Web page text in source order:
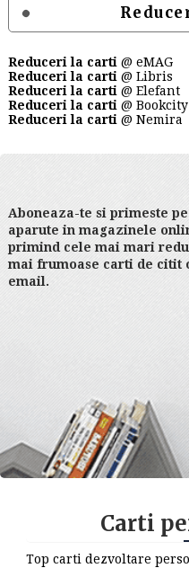
Reduceri la carti@ eMAG
Reduceri la carti@ Libris
Reduceri la carti@ Elefant
Reduceri la carti@ Bookcity
Reduceri la carti@ Nemira
Aboneaza-te si primeste
aparute in magazinele
primind cele mai mari
mai frumoase carti de citit
email.
Carti
Top carti dezvoltare